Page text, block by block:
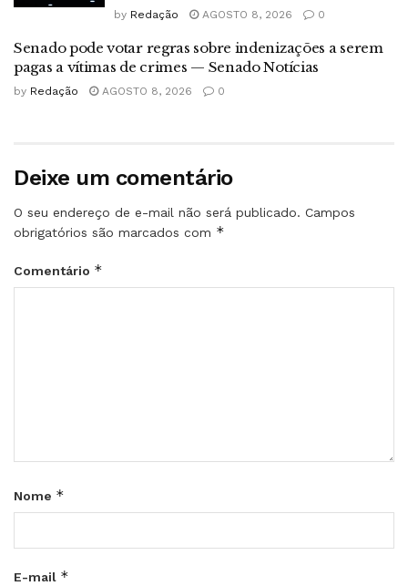
by Redação AGOSTO 8, 2026 0
Senado pode votar regras sobre indenizações a serem
pagas a vítimas de crimes — Senado Notícias
by Redação AGOSTO 8, 2026 0
Deixe um comentário
O seu endereço de e-mail não será publicado. Campos
obrigatórios são marcados com *
Comentário *
Nome *
E-mail *